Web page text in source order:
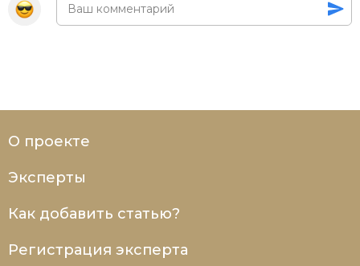
О проекте
Эксперты
Как добавить статью?
Регистрация эксперта